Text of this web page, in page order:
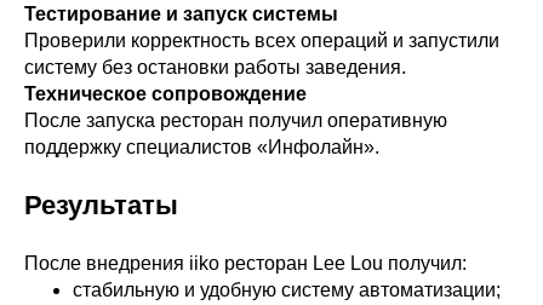
Тестирование и запуск системы
Проверили корректность всех операций и запустили
систему без остановки работы заведения.
Техническое сопровождение
После запуска ресторан получил оперативную
поддержку специалистов «Инфолайн».
Результаты
После внедрения iiko ресторан Lee Lou получил:
стабильную и удобную систему автоматизации;